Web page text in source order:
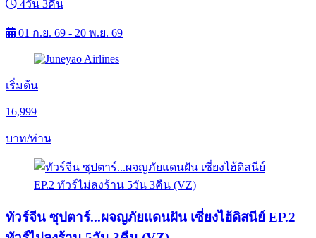
4วัน 3คืน
01 ก.ย. 69 - 20 พ.ย. 69
เริ่มต้น
16,999
บาท/ท่าน
ทัวร์จีน ซุปตาร์...ผจญภัยแดนฝัน เซี่ยงไฮ้ดิสนีย์ EP.2